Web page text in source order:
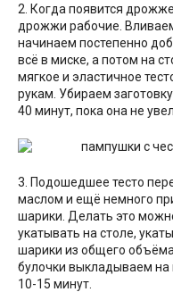
2. Когда появится
дрожжи рабочие.
начинаем постепенно
всё в миске, а потом на
мягкое и эластичное
рукам. Убираем
40 минут, пока она не
3. Подошедшее тесто
маслом и ещё немного
шарики. Делать это
укатывать на столе,
шарики из общего
булочки выкладываем на
10-15 минут.